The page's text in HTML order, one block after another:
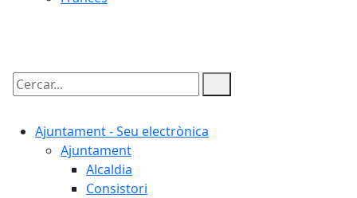
Cercar:
Ajuntament - Seu electrònica
Ajuntament
Alcaldia
Consistori